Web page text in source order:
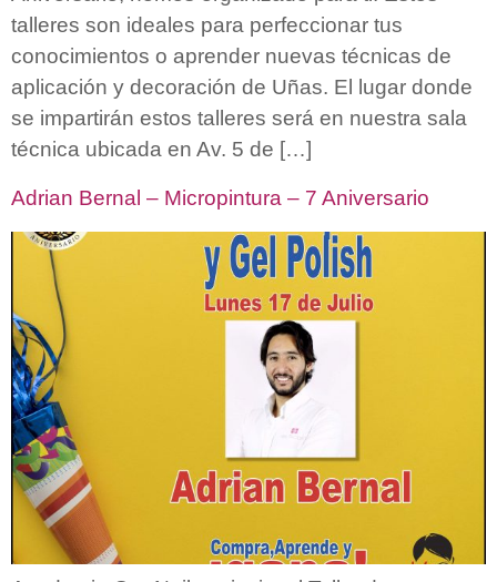
talleres son ideales para perfeccionar tus
conocimientos o aprender nuevas técnicas de
aplicación y decoración de Uñas. El lugar donde
se impartirán estos talleres será en nuestra sala
técnica ubicada en Av. 5 de […]
Adrian Bernal – Micropintura – 7 Aniversario